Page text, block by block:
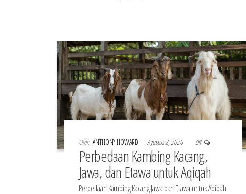
Oleh ANTHONY HOWARD Agustus 2, 2026 Off
Perbedaan Kambing Kacang,
Jawa, dan Etawa untuk Aqiqah
Perbedaan Kambing Kacang Jawa dan Etawa untuk Aqiqah